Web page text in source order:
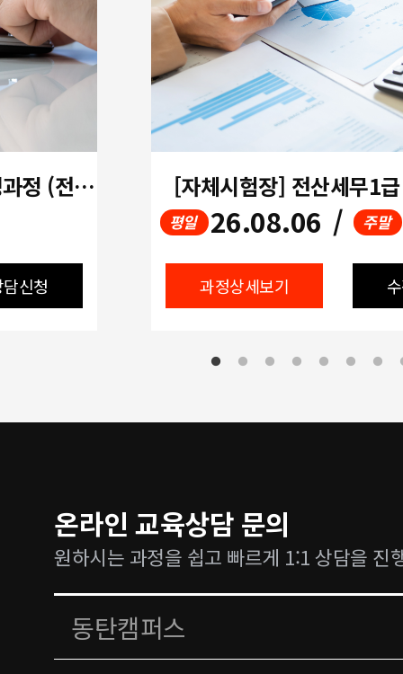
(평일오전) 인사경리실무자 양성과정 (전산회계1급/세무2급 자체시험장 + 인사급여 실무)
신청
[자체시험장] 전산세무1
평일 26.08.06 / 주말
과정상세보기
온라인 교육상담 문의
원하시는 과정을 쉽고 빠르게 1:1 상담을 진